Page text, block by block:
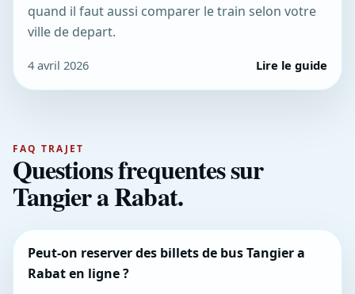
quand il faut aussi comparer le train selon votre
ville de depart.
4 avril 2026 Lire le guide
FAQ TRAJET
Questions frequentes sur
Tangier a Rabat.
Peut-on reserver des billets de bus Tangier a
Rabat en ligne ?